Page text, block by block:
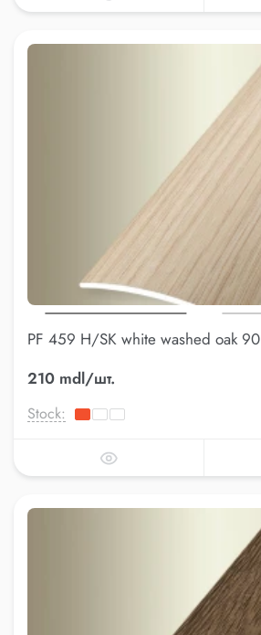
PF 459 H/SK white washed oak 90
210 mdl/шт.
Stock: